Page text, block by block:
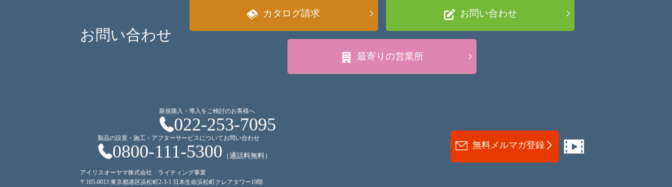
お問い合わせ
カタログ請求 お問い合わせ
最寄りの営業所
新規購入・導入をご検討のお客様へ
022-253-7095
製品の設置・施工・アフターサービスについてお問い合わせ
0800-111-5300 （通話料無料）
アイリスオーヤマ株式会社 ライティング事業
〒105-0013 東京都港区浜松町2-3-1 日本生命浜松町クレアタワー19階
無料メルマガ登録